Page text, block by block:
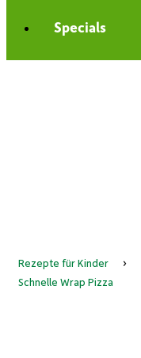
Specials
Rezepte für Kinder ›
Schnelle Wrap Pizza